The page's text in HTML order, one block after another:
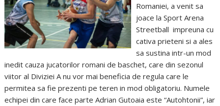
Romaniei, a venit sa
joace la Sport Arena
Streetball impreuna cu
cativa prieteni si a ales
sa sustina intr-un mod
inedit cauza jucatorilor romani de baschet, care din sezonul
viitor al Diviziei A nu vor mai beneficia de regula care le
permitea sa fie prezenti pe teren in mod obligatoriu. Numele
echipei din care face parte Adrian Gutoaia este “Autohtonii”, iar